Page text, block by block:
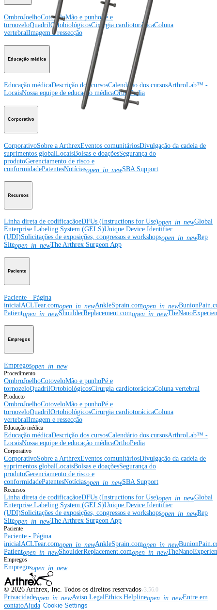
OmbroJoelhoCotoveloMão e punhoPé e
tornozeloQuadrilOrtobiológicosCirurgia cardiotorácicaColuna
vertebralImagem e ressecção
Educação médica
Educação médicaDescrição dos cursosCalendário dos cursosArthroLab™ -
LocaisNossa equipe de educação médicaOrthoPedia
Corporativo
CorporativoSobre a ArthrexEventos comunitáriosDivulgação da cadeia de
suprimentos globalLocaisBolsas e doaçõesSegurança do
produtoGerenciamento de risco e
conformidadePatentesNotíciasopen_in_newSBA Support
Recursos
Linha direta de codificaçãoeDFUs (Instructions for Use)open_in_newGlobal
Enterprise Labeling System (GELS)Unique Device Identifier
(UDI)Solicitações de exposições, congressos e workshopsopen_in_newRep
Siteopen_in_newThe Arthrex Surgeon App
Paciente
Paciente - Página
inicialACLTear.comopen_in_newAnkleSprain.comopen_in_new
Patientopen_in_newShoulderReplacement.comopen_in_new
Empregos
Empregosopen_in_new
Procedimento
OmbroJoelhoCotoveloMão e punhoPé e
tornozeloQuadrilOrtobiológicosCirurgia cardiotorácicaColuna vertebral
Producto
OmbroJoelhoCotoveloMão e punhoPé e
tornozeloQuadrilOrtobiológicosCirurgia cardiotorácicaColuna
vertebralImagem e ressecção
Educação médica
Educação médicaDescrição dos cursosCalendário dos cursosArthroLab™ -
LocaisNossa equipe de educação médicaOrthoPedia
Corporativo
CorporativoSobre a ArthrexEventos comunitáriosDivulgação da cadeia de
suprimentos globalLocaisBolsas e doaçõesSegurança do
produtoGerenciamento de risco e
conformidadePatentesNotíciasopen_in_newSBA Support
Recursos
Linha direta de codificaçãoeDFUs (Instructions for Use)open_in_newGlobal
Enterprise Labeling System (GELS)Unique Device Identifier
(UDI)Solicitações de exposições, congressos e workshopsopen_in_newRep
Siteopen_in_newThe Arthrex Surgeon App
Paciente
Paciente - Página
inicialACLTear.comopen_in_newAnkleSprain.comopen_in_new
Patientopen_in_newShoulderReplacement.comopen_in_new
Empregos
Empregosopen_in_new
© 2026 Arthrex, Inc. Todos os direitos reservadosv3.56.0
Privacidadeopen_in_newAviso LegalEthics Helplineopen_in_newEntre em
contatoAjuda Cookie Settings